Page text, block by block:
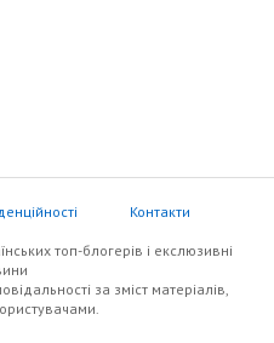
Контакти
топ-блогерів i екслюзивнi
за зміст матеріалів,